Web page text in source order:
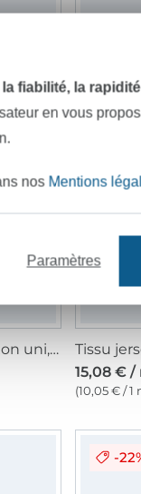
11,04 € /
(7,46 € / 1
Tissu jersey de coton uni, bleu pétrole
15,08 € /
(10,05 € / 1
-
la fiabilité, la
en vous
nos Mentions
Paramètres